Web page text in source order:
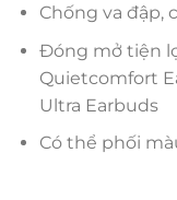
Chống va đập,
Đóng mở tiện
Quietcomfort
Ultra Earbuds
Có thể phối